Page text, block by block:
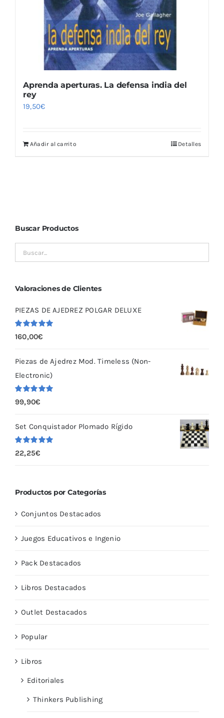
Aprenda aperturas. La defensa india del
rey
19,50€
Añadir al carrito Detalles
Buscar Productos
Valoraciones de Clientes
PIEZAS DE AJEDREZ POLGAR DELUXE
Valorado
con 5.00
160,00€
Piezas de Ajedrez Mod. Timeless (Non-
Electronic)
Valorado
con 5.00
99,90€
Set Conquistador Plomado Rígido
Valorado
con
5.00
22,25€
Productos por Categorías
Conjuntos Destacados
Juegos Educativos e Ingenio
Pack Destacados
Libros Destacados
Outlet Destacados
Popular
Libros
Editoriales
Thinkers Publishing